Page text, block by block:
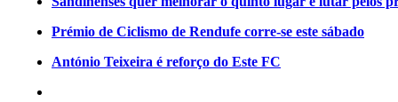
Prémio de Ciclismo de Rendufe corre-se este sábado
António Teixeira é reforço do Este FC